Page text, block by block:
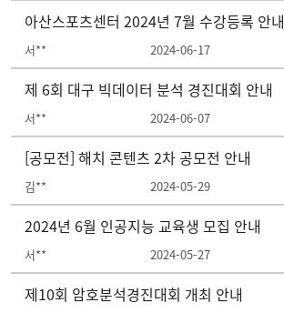
아산스포츠센터 2024년 7월 수강등록 안내
서** 2024-06-17
제 6회 대구 빅데이터 분석 경진대회 안내
서** 2024-06-07
[공모전] 해치 콘텐츠 2차 공모전 안내
김** 2024-05-29
2024년 6월 인공지능 교육생 모집 안내
서** 2024-05-27
제10회 암호분석경진대회 개최 안내